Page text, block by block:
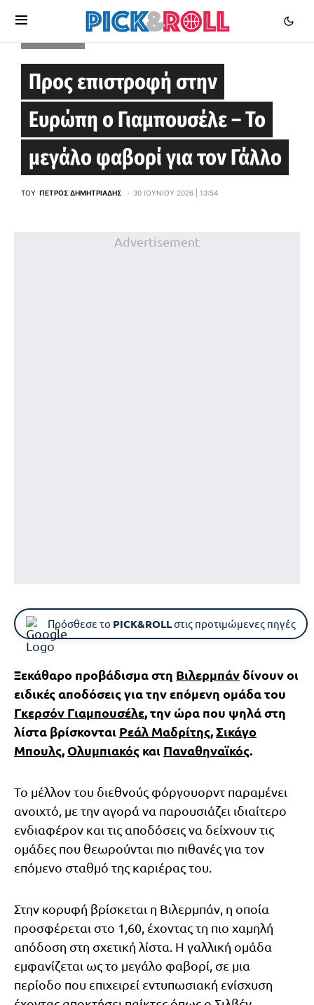
Προς επιστροφή στην
Ευρώπη ο Γιαμπουσέλε – Το
μεγάλο φαβορί για τον Γάλλο
ΤΟΥ ΠΈΤΡΟΣ ΔΗΜΗΤΡΙΆΔΗΣ 30 ΙΟΥΝΊΟΥ 2026 | 13:54
Advertisement
Πρόσθεσε το PICK&ROLLστις προτιμώμενες πηγές
Ξεκάθαρο προβάδισμα στη Βιλερμπάνδίνουν οι
ειδικές αποδόσεις για την επόμενη ομάδα του
Γκερσόν Γιαμπουσέλε, την ώρα που ψηλά στη
λίστα βρίσκονται Ρεάλ Μαδρίτης,Σικάγο
Μπουλς, Ολυμπιακός και Παναθηναϊκός.
Το μέλλον του διεθνούς φόργουορντ παραμένει
ανοιχτό, με την αγορά να παρουσιάζει ιδιαίτερο
ενδιαφέρον και τις αποδόσεις να δείχνουν τις
ομάδες που θεωρούνται πιο πιθανές για τον
επόμενο σταθμό της καριέρας του.
Στην κορυφή βρίσκεται η Βιλερμπάν, η οποία
προσφέρεται στο 1,60, έχοντας τη πιο χαμηλή
απόδοση στη σχετική λίστα. Η γαλλική ομάδα
εμφανίζεται ως το μεγάλο φαβορί, σε μια
περίοδο που επιχειρεί εντυπωσιακή ενίσχυση